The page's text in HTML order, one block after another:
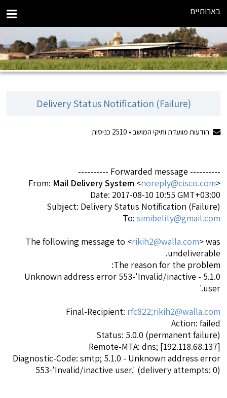
בארותיים
Delivery Status Notification (Failure)
הודעות מוועדת ותיקי המושב • 2510 כניסות
---------- Forwarded message ----------
From: Mail Delivery System <noreply@cisco.com>
Date: 2017-08-10 10:55 GMT+03:00
Subject: Delivery Status Notification (Failure)
simibelity@gmail.com
The following message to <rikih2@walla.com> was
undeliverable.
The reason for the problem:
5.1.0 - Unknown address error 553-'Invalid/inactive
user.'
Final-Recipient: rfc822;rikih2@walla.com
Action: failed
Status: 5.0.0 (permanent failure)
Remote-MTA: dns; [192.118.68.137]
Diagnostic-Code: smtp; 5.1.0 - Unknown address error
553-'Invalid/inactive user.' (delivery attempts: 0)